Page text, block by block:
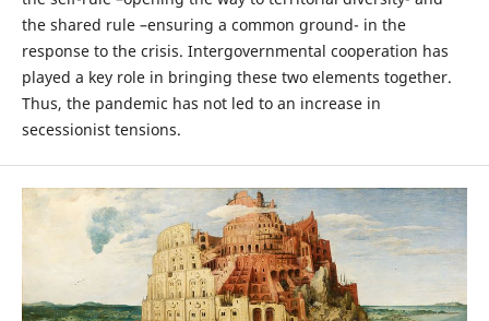
the shared rule –ensuring a common ground- in the
response to the crisis. Intergovernmental cooperation has
played a key role in bringing these two elements together.
Thus, the pandemic has not led to an increase in
secessionist tensions.